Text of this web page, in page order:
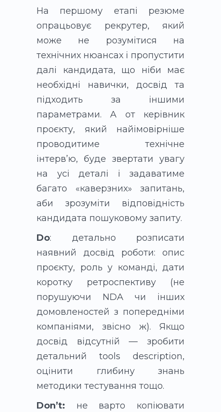
На першому етапі резюме
опрацьовує рекрутер, який
може не розумітися на
технічних нюансах і пропустити
далі кандидата, що ніби має
необхідні навички, досвід та
підходить за іншими
параметрами. А от керівник
проєкту, який найімовірніше
проводитиме технічне
інтервʼю, буде звертати увагу
на усі деталі і задаватиме
багато «каверзних» запитань,
аби зрозуміти відповідність
кандидата пошуковому запиту.
Do: детально розписати
наявний досвід роботи: опис
проєкту, роль у команді, дати
коротку ретроспективу (не
порушуючи NDA чи інших
домовленостей з попередніми
компаніями, звісно ж). Якщо
досвід відсутній — зробити
детальний tools description,
оцінити глибину знань
методики тестування тощо.
Don’t: не варто копіювати